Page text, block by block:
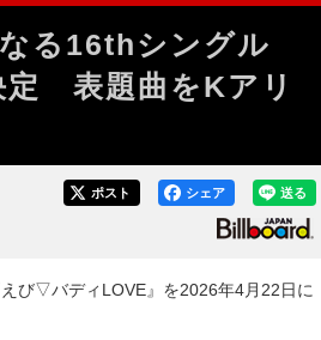
る16thシングル
定 表題曲をKアリ
送る
シェア
ポスト
び▽バディLOVE』を2026年4月22日に